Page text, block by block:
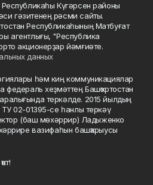
Күгәрсен районы
гәзитенең рәсми сайты.
Республикаһының Матбуғат
агентлығы, "Республика
акционерҙар йәмғиәте.
данных
һәм киң коммуникациялар
федераль хеҙмәттең Башҡортостан
теркәлде. 2015 йылдың
02-01395-се һанлы теркәү
(баш мөхәррир) Ладыженко
вазифаһын башҡарыусы